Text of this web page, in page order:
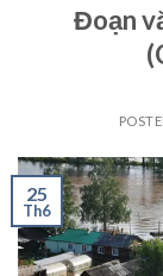
Đoạn
25
Th6